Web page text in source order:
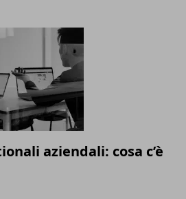
aziendali: cosa c’è